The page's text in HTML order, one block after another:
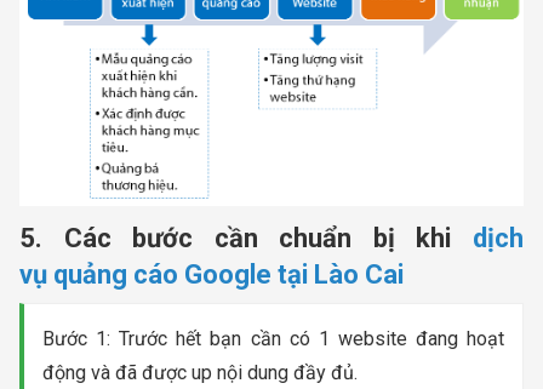
5. Các bước cần chuẩn bị khi dịch
vụ quảng cáo Google tại Lào Cai
Bước 1: Trước hết bạn cần có 1 website đang hoạt
động và đã được up nội dung đầy đủ.